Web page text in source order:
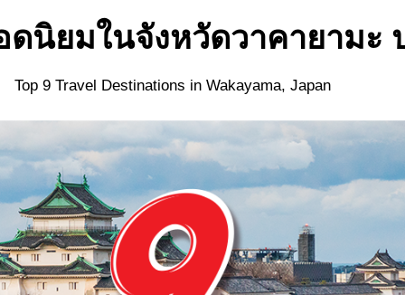
ดนิยมในจังหวัดวาคายามะ
Top 9 Travel Destinations in Wakayama, Japan